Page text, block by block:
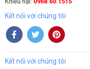
Kết nối với chúng tôi
Kết nối với chúng tôi